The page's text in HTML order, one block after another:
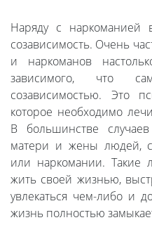
Наряду с наркоманией
созависимость. Очень
и наркоманов
зависимого, что
созависимостью. Это
которое необходимо
В большинстве
матери и жены людей,
или наркомании. Такие
жить своей жизнью,
увлекаться чем-либо и
жизнь полностью